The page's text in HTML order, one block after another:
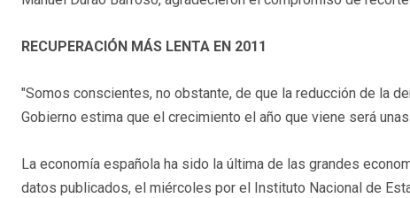
RECUPERACIÓN MÁS LENTA EN 2011
"Somos conscientes, no obstante, de que la reducción de la
Gobierno estima que el crecimiento el año que viene será
La economía española ha sido la última de las grandes
datos publicados, el miércoles por el Instituto Nacional de